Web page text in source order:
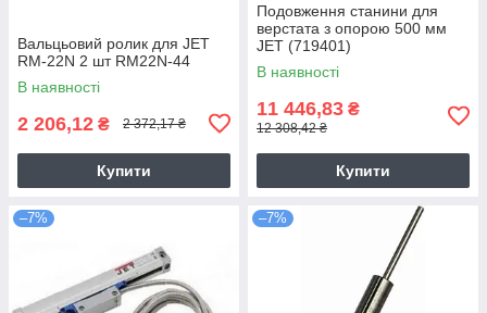
Вальцьовий ролик для JET
RM-22N 2 шт RM22N-44
В наявності
2 206,12 ₴ 2 372,17 ₴
Купити
Подовження станини для
верстата з опорою 500 мм
JET (719401)
В наявності
11 446,83 ₴
12 308,42 ₴
Купити
–7% –7%